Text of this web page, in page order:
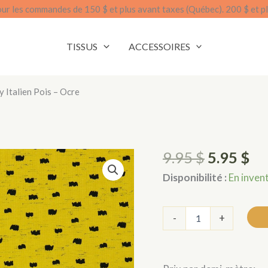
les commandes de 150 $ et plus avant taxes (Québec). 200 $ et
TISSUS ACCESSOIRES
Italien Pois – Ocre
9.95$ Le
prix
était
5.95 $Le
:
Disponibilité : En
- +